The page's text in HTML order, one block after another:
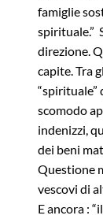
famiglie
spirituale.”
direzione.
capite. Tra
“spirituale”
scomodo
indenizzi,
dei beni
Questione
vescovi di
E ancora :